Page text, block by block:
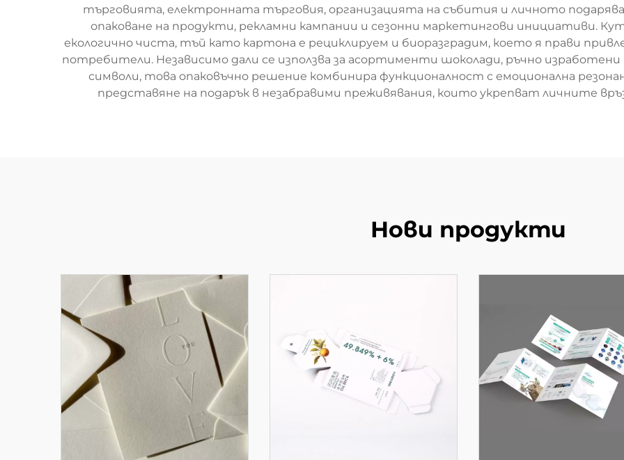
търговията, електронната търговия, организацията на събития и личното
опаковане на продукти, рекламни кампании и сезонни маркетингови инициативи.
екологично чиста, тъй като картона е рециклируем и биоразградим, което я прави
потребители. Независимо дали се използва за асортименти шоколади, ръчно
символи, това опаковъчно решение комбинира функционалност с емоционална
представяне на подарък в незабравими преживявания, които укрепват личните
Нови продукти